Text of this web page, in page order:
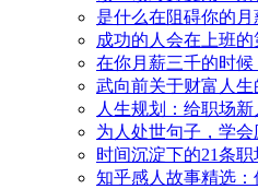
是什么在阻碍你的
成功的人会在上班
在你月薪三千的时
武向前关于财富人生
人生规划：给职场
为人处世句子，学
时间沉淀下的21条
知乎感人故事精选